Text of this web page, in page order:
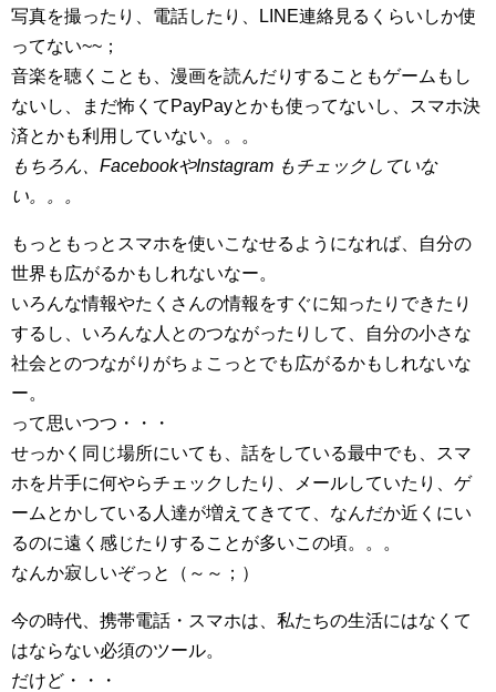
写真を撮ったり、電話したり、LINE連絡見るくらいしか使
ってない~~；
音楽を聴くことも、漫画を読んだりすることもゲームもし
ないし、まだ怖くてPayPayとかも使ってないし、スマホ決
済とかも利用していない。。。
もちろん、FacebookやInstagram もチェックしていな
い。。。
もっともっとスマホを使いこなせるようになれば、自分の
世界も広がるかもしれないなー。
いろんな情報やたくさんの情報をすぐに知ったりできたり
するし、いろんな人とのつながったりして、自分の小さな
社会とのつながりがちょこっとでも広がるかもしれないな
ー。
って思いつつ・・・
せっかく同じ場所にいても、話をしている最中でも、スマ
ホを片手に何やらチェックしたり、メールしていたり、ゲ
ームとかしている人達が増えてきてて、なんだか近くにい
るのに遠く感じたりすることが多いこの頃。。。
なんか寂しいぞっと（～～；）
今の時代、携帯電話・スマホは、私たちの生活にはなくて
はならない必須のツール。
だけど・・・